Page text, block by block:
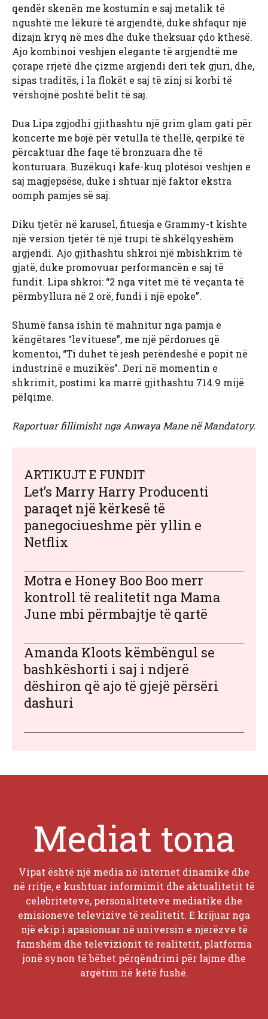
qendër skenën me kostumin e saj metalik të
ngushtë me lëkurë të argjendtë, duke shfaqur një
dizajn kryq në mes dhe duke theksuar çdo kthesë.
Ajo kombinoi veshjen elegante të argjendtë me
çorape rrjetë dhe çizme argjendi deri tek gjuri, dhe,
sipas traditës, i la flokët e saj të zinj si korbi të
vërshojnë poshtë belit të saj.
Dua Lipa zgjodhi gjithashtu një grim glam gati për
koncerte me bojë për vetulla të thellë, qerpikë të
përcaktuar dhe faqe të bronzuara dhe të
konturuara. Buzëkuqi kafe-kuq plotësoi veshjen e
saj magjepsëse, duke i shtuar një faktor ekstra
oomph pamjes së saj.
Diku tjetër në karusel, fituesja e Grammy-t kishte
një version tjetër të një trupi të shkëlqyeshëm
argjendi. Ajo gjithashtu shkroi një mbishkrim të
gjatë, duke promovuar performancën e saj të
fundit. Lipa shkroi: “2 nga vitet më të veçanta të
përmbyllura në 2 orë, fundi i një epoke”.
Shumë fansa ishin të mahnitur nga pamja e
këngëtares “levituese”, me një përdorues që
komentoi, “Ti duhet të jesh perëndeshë e popit në
industrinë e muzikës”. Deri në momentin e
shkrimit, postimi ka marrë gjithashtu 714.9 mijë
pëlqime.
Raportuar fillimisht nga Anwaya Mane në Mandatory.
ARTIKUJT E FUNDIT
Let’s Marry Harry Producenti
paraqet një kërkesë të
panegociueshme për yllin e
Netflix
Motra e Honey Boo Boo merr
kontroll të realitetit nga Mama
June mbi përmbajtje të qartë
Amanda Kloots këmbëngul se
bashkëshorti i saj i ndjerë
dëshiron që ajo të gjejë përsëri
dashuri
Mediat tona
Vipat është një media në internet dinamike dhe
në rritje, e kushtuar informimit dhe aktualitetit të
celebriteteve, personaliteteve mediatike dhe
emisioneve televizive të realitetit. E krijuar nga
një ekip i apasionuar në universin e njerëzve të
famshëm dhe televizionit të realitetit, platforma
jonë synon të bëhet përqëndrimi për lajme dhe
argëtim në këtë fushë.